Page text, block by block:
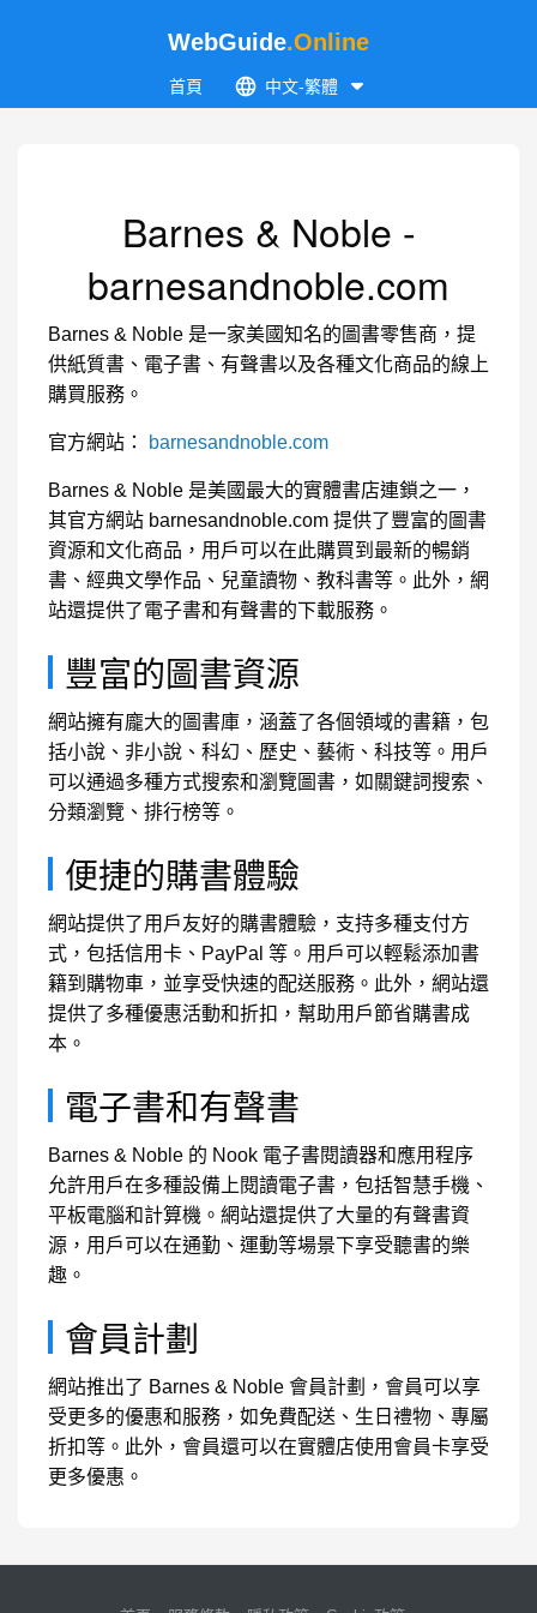
WebGuide.Online
首頁 中文-繁體
Barnes & Noble -
barnesandnoble.com
Barnes & Noble 是一家美國知名的圖書零售商，提
供紙質書、電子書、有聲書以及各種文化商品的線上
購買服務。
官方網站： barnesandnoble.com
Barnes & Noble 是美國最大的實體書店連鎖之一，
其官方網站 barnesandnoble.com 提供了豐富的圖書
資源和文化商品，用戶可以在此購買到最新的暢銷
書、經典文學作品、兒童讀物、教科書等。此外，網
站還提供了電子書和有聲書的下載服務。
豐富的圖書資源
網站擁有龐大的圖書庫，涵蓋了各個領域的書籍，包
括小說、非小說、科幻、歷史、藝術、科技等。用戶
可以通過多種方式搜索和瀏覽圖書，如關鍵詞搜索、
分類瀏覽、排行榜等。
便捷的購書體驗
網站提供了用戶友好的購書體驗，支持多種支付方
式，包括信用卡、PayPal 等。用戶可以輕鬆添加書
籍到購物車，並享受快速的配送服務。此外，網站還
提供了多種優惠活動和折扣，幫助用戶節省購書成
本。
電子書和有聲書
Barnes & Noble 的 Nook 電子書閱讀器和應用程序
允許用戶在多種設備上閱讀電子書，包括智慧手機、
平板電腦和計算機。網站還提供了大量的有聲書資
源，用戶可以在通勤、運動等場景下享受聽書的樂
趣。
會員計劃
網站推出了 Barnes & Noble 會員計劃，會員可以享
受更多的優惠和服務，如免費配送、生日禮物、專屬
折扣等。此外，會員還可以在實體店使用會員卡享受
更多優惠。